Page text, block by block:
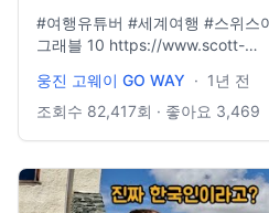
EP.6]
#여행유튜버 #세계여행 #스위스여행 🚲자전거 스캇
그래블 10 https://www.scott-
너 캡
https://
웅진 고웨이 GO WAY · 1년 전
조회수 82,417회 · 좋아요 3,469